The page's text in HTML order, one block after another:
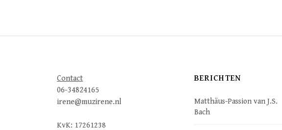
Contact
06-34824165
irene@muzirene.nl
KvK: 17261238
BERICHTEN
Matthäus-Passion van J.S.
Bach